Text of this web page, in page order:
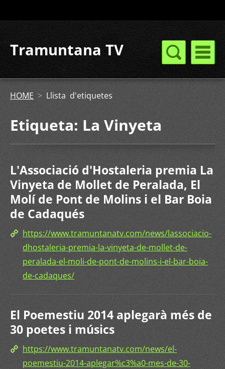
Tramuntana TV
HOME > Llista d'etiquetes
Etiqueta: La Vinyeta
L'Associació d'Hostaleria premia La
Vinyeta de Mollet de Peralada, El
Molí de Pont de Molins i el Bar Boia
de Cadaqués
https://www.tramuntanatv.com/news/lassociacio-
dhostaleria-premia-la-vinyeta-de-mollet-de-
peralada-el-moli-de-pont-de-molins-i-el-bar-boia-
de-cadaques/
El Poemestiu 2014 aplegarà més de
30 poetes i músics
https://www.tramuntanatv.com/news/el-
poemestiu-2014-aplegar%c3%a0-mes-de-30-